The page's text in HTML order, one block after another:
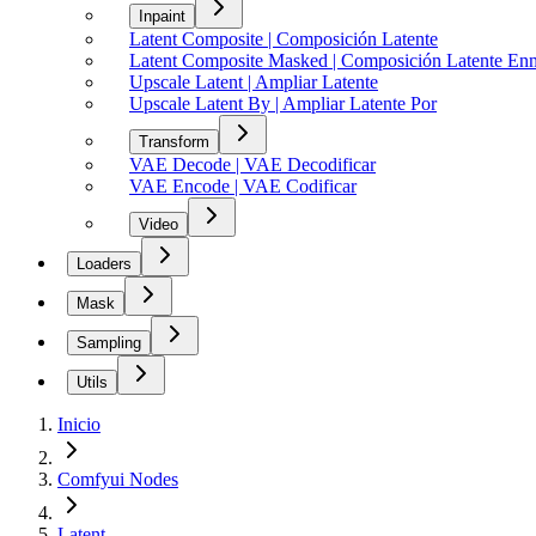
Inpaint
Latent Composite | Composición Latente
Latent Composite Masked | Composición Latente
Upscale Latent | Ampliar Latente
Upscale Latent By | Ampliar Latente Por
Transform
VAE Decode | VAE Decodificar
VAE Encode | VAE Codificar
Video
Loaders
Mask
Sampling
Utils
Inicio
Comfyui Nodes